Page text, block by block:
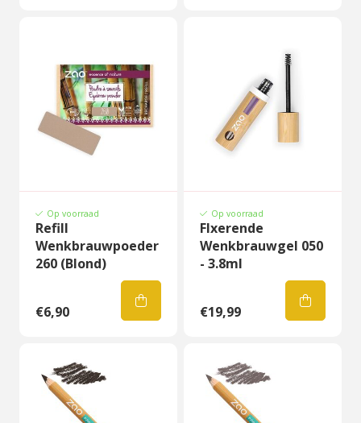
Op voorraad
Refill
Wenkbrauwpoeder
260 (Blond)
€6,90
Op voorraad
FIxerende
Wenkbrauwgel 050
- 3.8ml
€19,99